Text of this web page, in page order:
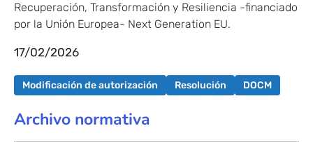
Recuperación, Transformación y Resiliencia -financiado
por la Unión Europea- Next Generation EU.
17/02/2026
Modificación de autorización Resolución DOCM
Archivo normativa